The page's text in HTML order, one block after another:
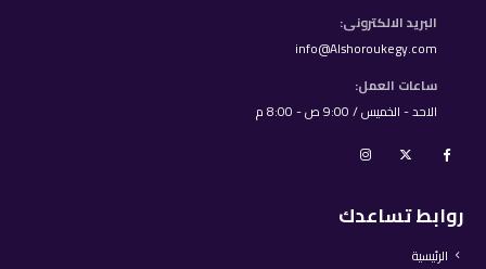
البريد الالكترونى:
info@Alshoroukegy.com
ساعات العمل:
الاحد - الخميس / 9:00 ص - 8:00 م
روابط تساعدك
الرئيسية